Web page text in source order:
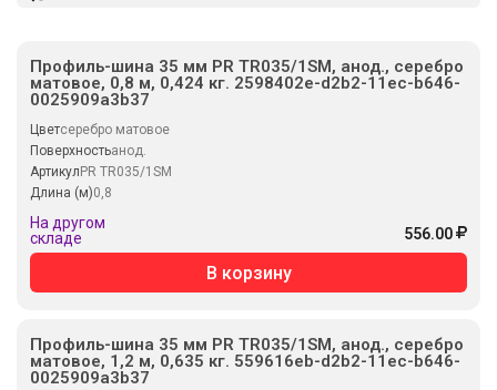
Профиль-шина 35 мм PR TR035/1SM, анод., серебро
матовое, 0,8 м, 0,424 кг. 2598402e-d2b2-11ec-b646-
0025909a3b37
Цветсеребро матовое
Поверхностьанод.
Артикул PR TR035/1SM
Длина (м)0,8
На другом
складе
556.00
В корзину
Профиль-шина 35 мм PR TR035/1SM, анод., серебро
матовое, 1,2 м, 0,635 кг. 559616eb-d2b2-11ec-b646-
0025909a3b37